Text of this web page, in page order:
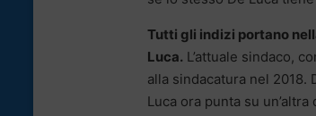
Tutti gli indizi portano
Luca. L’attuale sindaco,
alla sindacatura nel 2018.
Luca ora punta su